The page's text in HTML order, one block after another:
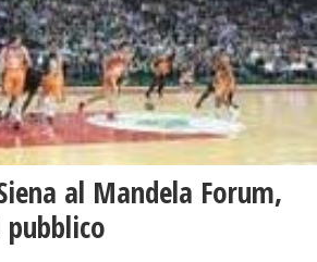
al Mandela Forum,
pubblico